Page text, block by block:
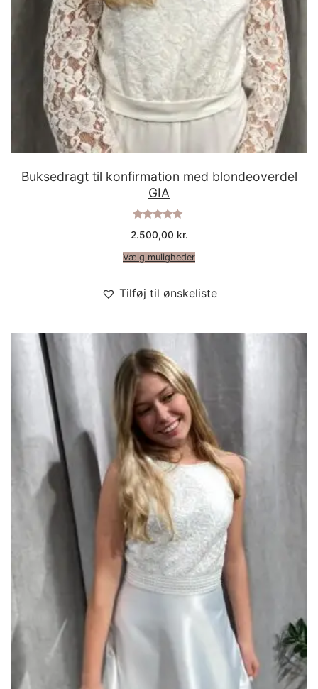
Buksedragt til konfirmation med blondeoverdel
GIA
5.00
2.500,00 kr.
Vælg muligheder
Tilføj til ønskeliste